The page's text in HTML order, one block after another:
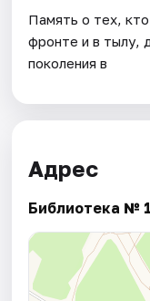
Память о тех,
фронте и в тылу,
поколения в
Адрес
Библиотека №